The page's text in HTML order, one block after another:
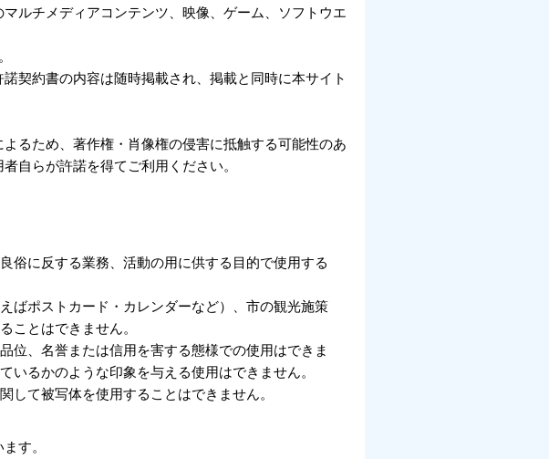
ルチメディアコンテンツ、映像、ゲーム、ソフトウエ
契約書の内容は随時掲載され、掲載と同時に本サイト
るため、著作権・肖像権の侵害に抵触する可能性のあ
自らが許諾を得てご利用ください。
俗に反する業務、活動の用に供する目的で使用する
ばポストカード・カレンダーなど）、市の観光施策
ことはできません。
位、名誉または信用を害する態様での使用はできま
るかのような印象を与える使用はできません。
して被写体を使用することはできません。
す。